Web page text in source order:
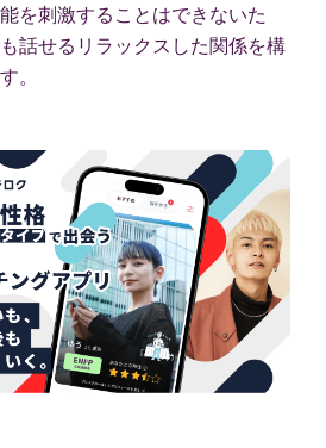
を刺激することはできないた
話せるリラックスした関係を構
。